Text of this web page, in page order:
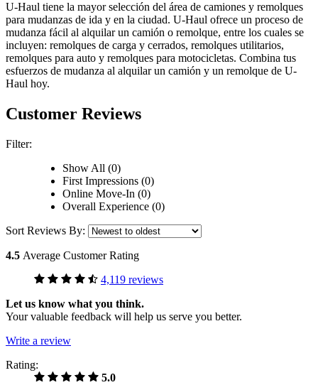
U-Haul tiene la mayor selección del área de camiones y remolques
para mudanzas de ida y en la ciudad. U-Haul ofrece un proceso de
mudanza fácil al alquilar un camión o remolque, entre los cuales se
incluyen: remolques de carga y cerrados, remolques utilitarios,
remolques para auto y remolques para motocicletas. Combina tus
esfuerzos de mudanza al alquilar un camión y un remolque de U-
Haul hoy.
Customer Reviews
Filter:
Show All (0)
First Impressions (0)
Online Move-In (0)
Overall Experience (0)
Sort Reviews By:
4.5 Average Customer Rating
4,119 reviews
Let us know what you think.
Your valuable feedback will help us serve you better.
Write a review
Rating:
5.0